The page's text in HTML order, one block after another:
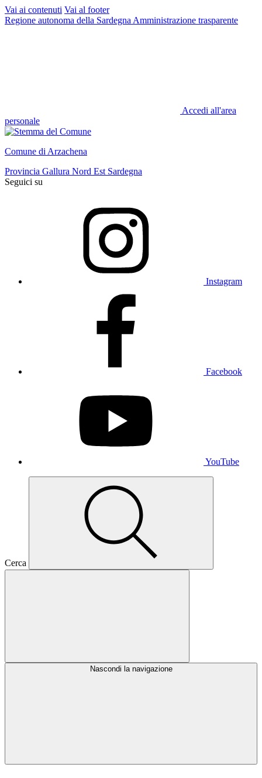
Vai ai contenuti Vai al footer
Regione autonoma della Sardegna Amministrazione trasparente
Accedi all'area
personale
Comune di Arzachena
Provincia Gallura Nord Est Sardegna
Seguici su
Instagram
Facebook
YouTube
Cerca
Nascondi la navigazione